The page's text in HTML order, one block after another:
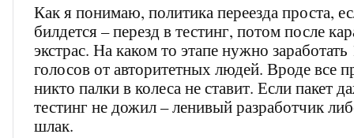
Как я понимаю, политика переезда проста,
билдется – перезд в тестинг, потом после
экстрас. На каком то этапе нужно
голосов от авторитетных людей. Вроде все
никто палки в колеса не ставит. Если пакет
тестинг не дожил – ленивый разработчик
шлак.